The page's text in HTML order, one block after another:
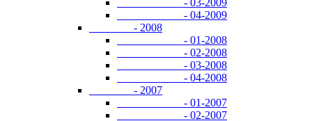
- 03-2009
- 04-2009
- 2008
- 01-2008
- 02-2008
- 03-2008
- 04-2008
- 2007
- 01-2007
- 02-2007